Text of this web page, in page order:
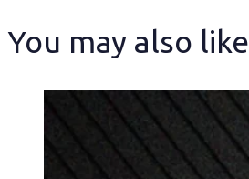
You may also like